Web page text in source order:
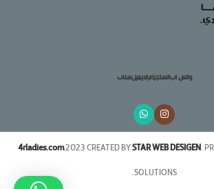
واتس ابانستجرامالايميلسناب
4rladies.com2023 CREATED BYSTAR WEB DESIGEN.
SOLUTIONS.